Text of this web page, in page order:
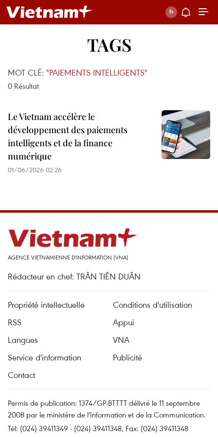
TAGS
MOT CLÉ: "PAIEMENTS INTELLIGENTS"
0 Résultat
Le Vietnam accélère le
développement des paiements
intelligents et de la finance
numérique
01/06/2026 02:26
AGENCE VIETNAMIENNE D'INFORMATION (VNA)
Rédacteur en chef: TRÂN TIÊN DUÂN
Propriété intellectuelle
Conditions d'utilisation
RSS
Appui
Langues
VNA
Service d'information
Publicité
Contact
Permis de publication: 1374/GP-BTTTT délivré le 11 septembre
2008 par le ministère de l'Information et de la Communication.
Tél: (024) 39411349 - (024) 39411348, Fax: (024) 39411348